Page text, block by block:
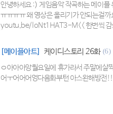
안녕하세요 :) 게임음악 작곡하는 메이플
ㅠㅠㅠㅠ 왜 영상은 올리기가 안되는걸
youtu.be/loNt1HAT3-M<< 한번씩 감
[메이플아트] 케이디스토리 26화 (6)
ㅇ아아아앙월요일에 휴가라서 주말에
어ㅜ어어어엉다음화부턴 아스완해방